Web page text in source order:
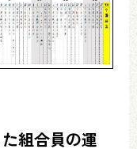
組合員の運